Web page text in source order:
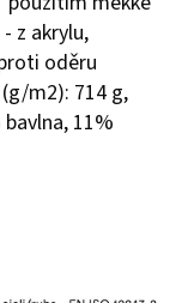
z akrylu,
oděru
m2): 714 g,
11%